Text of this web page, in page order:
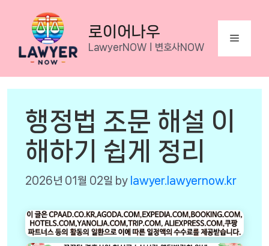
content
로이어나우
LawyerNOWㅣ변호사NOW
Menu
행정법 조문 해설 이
해하기 쉽게 정리
2026년 01월 02일 by lawyer.lawyernow.kr